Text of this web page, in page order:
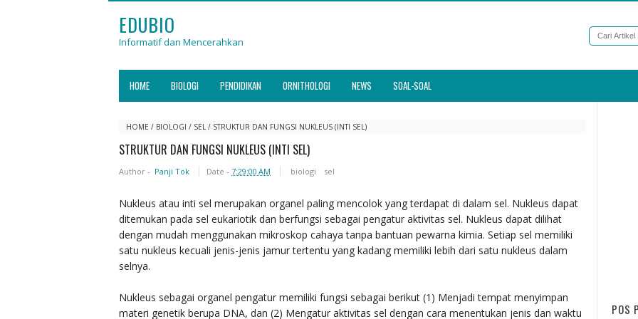
EDUBIO
Informatif dan Mencerahkan
HOME BIOLOGI PENDIDIKAN ORNITHOLOGI NEWS SOAL-SOAL
HOME / BIOLOGI / SEL / STRUKTUR DAN FUNGSI NUKLEUS (INTI SEL)
STRUKTUR DAN FUNGSI NUKLEUS (INTI SEL)
Author - Panji Tok Date - 7:29:00 AM biologi sel
Nukleus atau inti sel merupakan organel paling mencolok yang terdapat di dalam sel. Nukleus dapat
ditemukan pada sel eukariotik dan berfungsi sebagai pengatur aktivitas sel. Nukleus dapat dilihat
dengan mudah menggunakan mikroskop cahaya tanpa bantuan pewarna kimia. Setiap sel memiliki
satu nukleus kecuali jenis-jenis jamur tertentu yang kadang memiliki lebih dari satu nukleus dalam
selnya.
Nukleus sebagai organel pengatur memiliki fungsi sebagai berikut (1) Menjadi tempat menyimpan
materi genetik berupa DNA, dan (2) Mengatur aktivitas sel dengan cara menentukan jenis dan waktu
POS